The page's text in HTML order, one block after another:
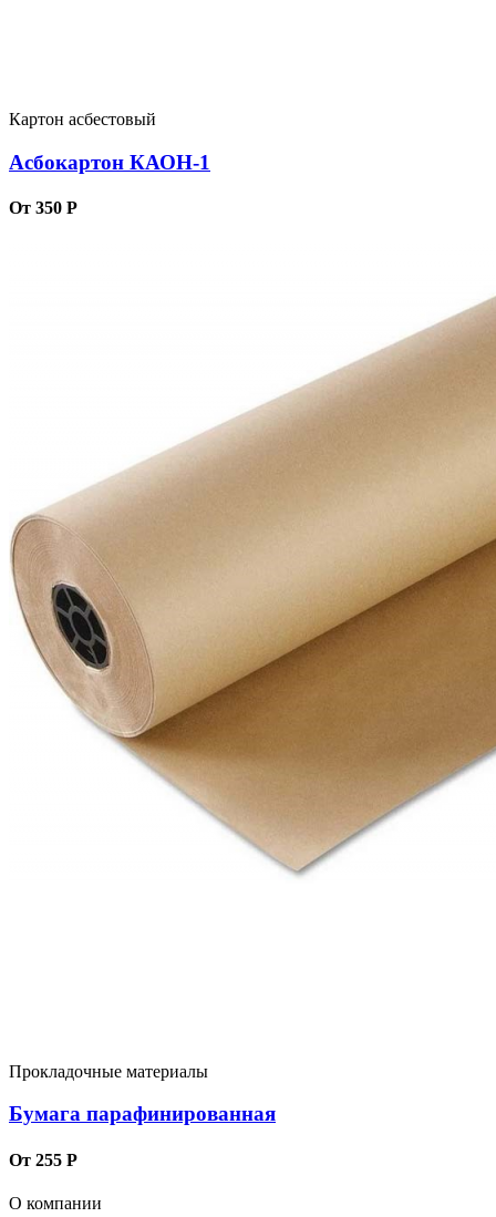
Картон асбестовый
Асбокартон КАОН-1
От 350 Р
Прокладочные материалы
Бумага парафинированная
От 255 Р
О компании